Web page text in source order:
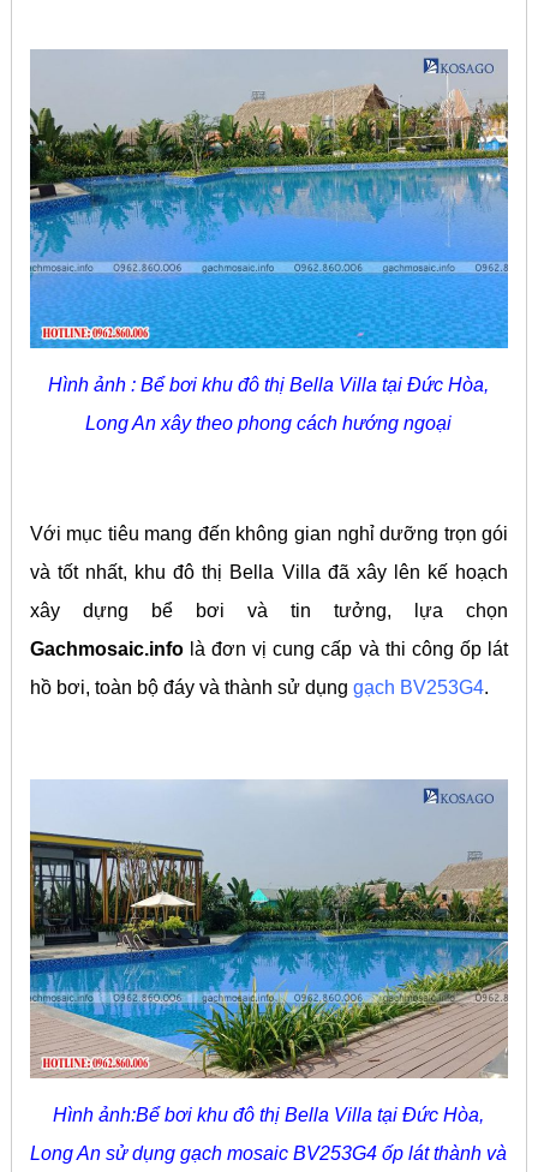
Hình ảnh : Bể bơi khu đô thị Bella Villa tại Đức Hòa,
Long An xây theo phong cách hướng ngoại
Với mục tiêu mang đến không gian nghỉ dưỡng trọn gói
và tốt nhất, khu đô thị Bella Villa đã xây lên kế hoạch
xây dựng bể bơi và tin tưởng, lựa chọn
Gachmosaic.infolà đơn vị cung cấp và thi công ốp lát
hồ bơi, toàn bộ đáy và thành sử dụng gạch BV253G4.
Hình ảnh:Bể bơi khu đô thị Bella Villa tại Đức Hòa,
Long An sử dụng gạch mosaic BV253G4 ốp lát thành và